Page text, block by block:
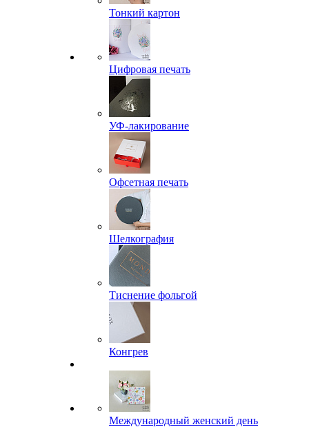
Тонкий картон
Цифровая печать
УФ-лакирование
Офсетная печать
Шелкография
Тиснение фольгой
Конгрев
Международный женский день